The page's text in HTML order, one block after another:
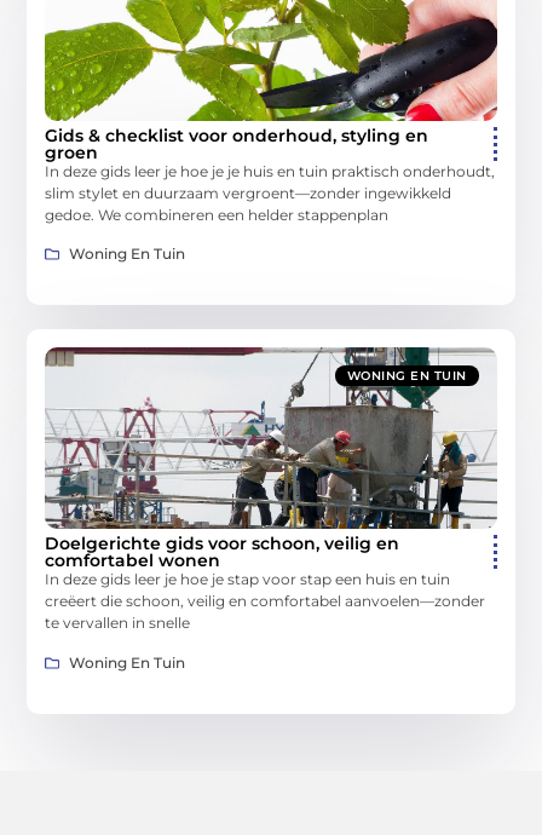
Gids & checklist voor onderhoud, styling en
groen
In deze gids leer je hoe je je huis en tuin praktisch onderhoudt,
slim stylet en duurzaam vergroent—zonder ingewikkeld
gedoe. We combineren een helder stappenplan
Woning En Tuin
WONING EN TUIN
Doelgerichte gids voor schoon, veilig en
comfortabel wonen
In deze gids leer je hoe je stap voor stap een huis en tuin
creëert die schoon, veilig en comfortabel aanvoelen—zonder
te vervallen in snelle
Woning En Tuin